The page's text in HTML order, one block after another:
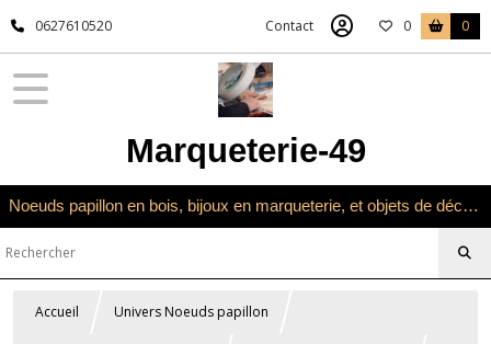
0627610520 Contact 0 0
Marqueterie-49
Noeuds papillon en bois, bijoux en marqueterie, et objets de décoration en marqueterie bois
Accueil Univers Noeuds papillon